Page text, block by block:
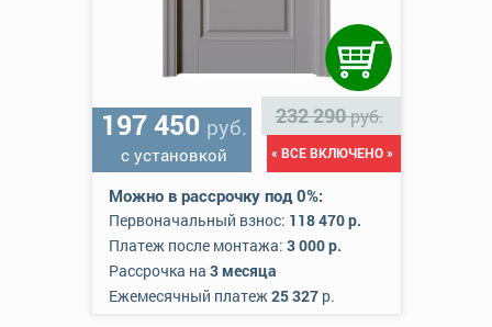
197 450 руб.
с установкой
232 290руб.
« ВСЕ ВКЛЮЧЕНО »
Можно в рассрочку под 0%:
Первоначальный взнос: 118 470 р.
Платеж после монтажа: 3 000 р.
Рассрочка на 3 месяца
Ежемесячный платеж25 327р.